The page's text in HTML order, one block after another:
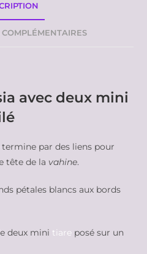
avec deux mini
termine par des liens pour
tête de la vahine.
pétales blancs aux bords
deux mini tiare posé sur un